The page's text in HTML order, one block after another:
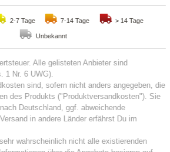
2-7 Tage 7-14 Tage > 14 Tage
Unbekannt